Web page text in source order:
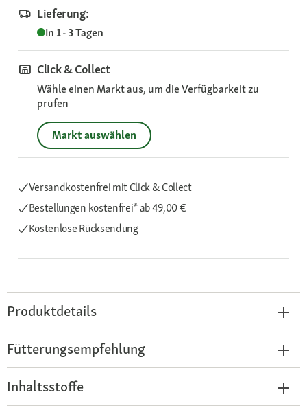
Lieferung:
In 1 - 3 Tagen
Click & Collect
Wähle einen Markt aus, um die Verfügbarkeit zu
prüfen
Markt auswählen
Versandkostenfrei mit Click & Collect
Bestellungen kostenfrei*ab 49,00 €
Kostenlose Rücksendung
Produktdetails
Fütterungsempfehlung
Inhaltsstoffe